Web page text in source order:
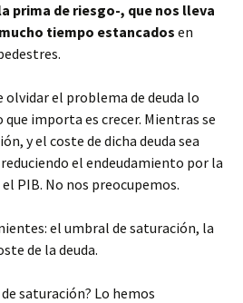
prima de riesgo-, que nos lleva
tiempo estancadosen
olvidar el problema de deuda lo
que importa es crecer. Mientras se
y el coste de dicha deuda sea
el endeudamiento por la
PIB. No nos preocupemos.
el umbral de saturación, la
de la deuda.
saturación? Lo hemos